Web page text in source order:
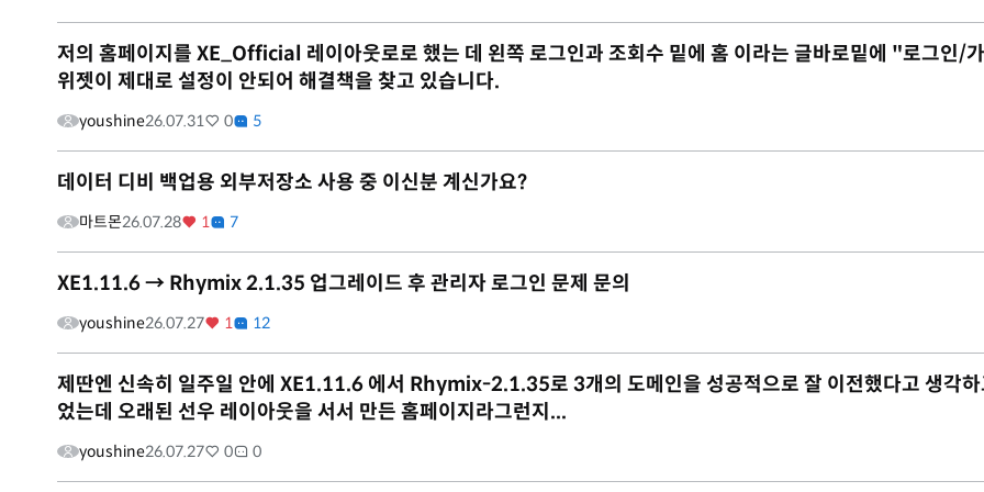
저의 홈페이지를 XE_Official 레이아웃로로 했는 데 왼쪽 로그인과 조회수 밑에 홈 이라는 글바로밑에 "로그인/
위젯이 제대로 설정이 안되어 해결책을 찾고 있습니다.
youshine26.07.31 0 5
데이터 디비 백업용 외부저장소 사용 중 이신분 계신가요?
마트몬26.07.28 1 7
XE1.11.6 → Rhymix 2.1.35 업그레이드 후 관리자 로그인 문제 문의
youshine26.07.27 1 12
제딴엔 신속히 일주일 안에 XE1.11.6 에서 Rhymix-2.1.35로 3개의 도메인을 성공적으로 잘 이전했다고 생각하
었는데 오래된 선우 레이아웃을 서서 만든 홈페이지라그런지...
youshine26.07.27 0 0